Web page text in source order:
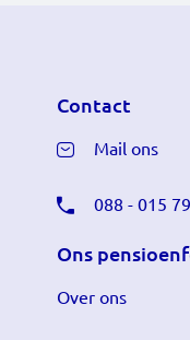
Contact
Mail ons
088 - 015
Ons
Over ons